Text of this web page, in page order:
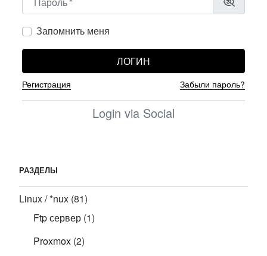
Запомнить меня
ЛОГИН
Регистрация Забыли пароль?
Login via Social
РАЗДЕЛЫ
Linux / *nux (81)
Ftp сервер (1)
Proxmox (2)